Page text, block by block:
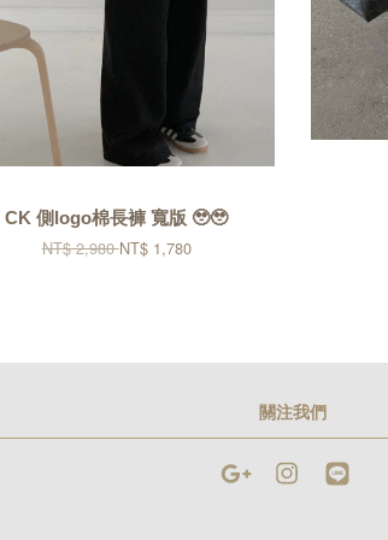
CK 側logo棉長褲 寬版 🥹🥹
NT$ 2,980NT$ 1,780
關注我們
Google Instagram